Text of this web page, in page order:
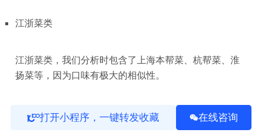
江浙菜类
江浙菜类，我们分析时包含了上海本帮菜、杭帮菜、淮
扬菜等，因为口味有极大的相似性。
江浙菜类在全中国目前的营业中门店数为134,868家（约
13.5万家），2021~2022年5月新开店数35,114家（约
打开小程序，一键转发收藏 在线咨询